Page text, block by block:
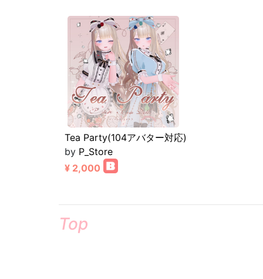
Tea Party(104アバター対応)
by P_Store
¥ 2,000
Top